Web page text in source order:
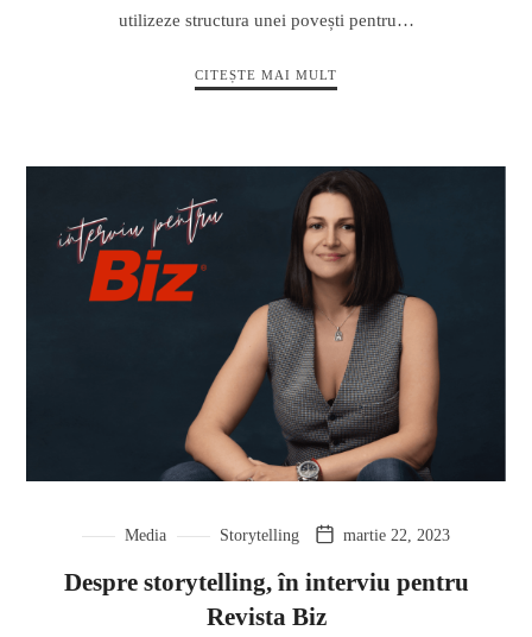
utilizeze structura unei povești pentru…
CITEȘTE MAI MULT
Media Storytelling martie 22, 2023
Despre storytelling, în interviu pentru
Revista Biz